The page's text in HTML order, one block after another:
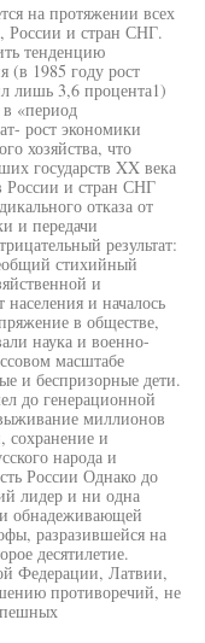
на протяжении всех
России и стран СНГ.
тенденцию
(в 1985 году рост
лишь 3,6 процента1)
«период
рост экономики
хозяйства, что
государств XX века
и стран СНГ
отказа от
и передачи
результат:
стихийный
и
и началось
в обществе,
наука и военно-
масштабе
и беспризорные дети.
до генерационной
миллионов
сохранение и
народа и
России Однако до
лидер и ни одна
обнадеживающей
разразившейся на
десятилетие.
Федерации, Латвии,
противоречий, не